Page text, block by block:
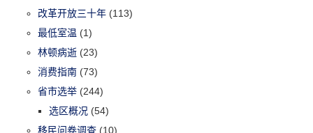
改革开放三十年 (113)
最低室温 (1)
林顿病逝 (23)
消费指南 (73)
省市选举 (244)
选区概况 (54)
移民问卷调查 (10)